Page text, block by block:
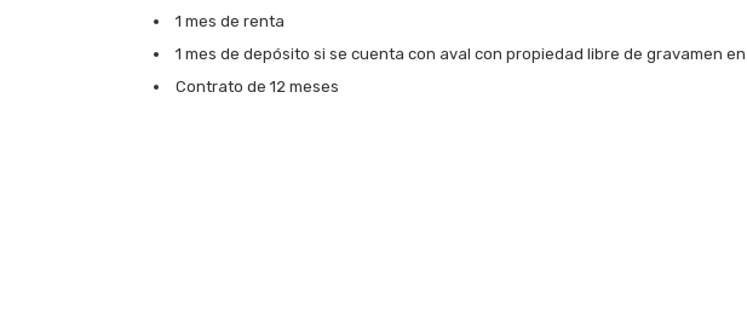
1 mes de renta
1 mes de depósito si se cuenta con aval con propiedad libre de gravamen
Contrato de 12 meses